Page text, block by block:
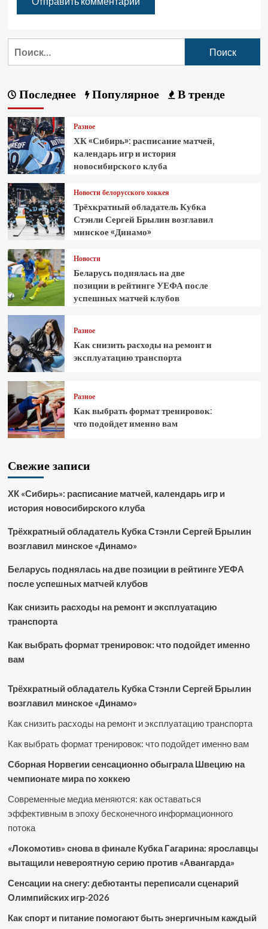
Последнее Популярное В тренде
Разное
ХК «Сибирь»: расписание матчей,
календарь игр и история
новосибирского клуба
Новости белорусского хоккея
Трёхкратный обладатель Кубка
Стэнли Сергей Брылин возглавил
минское «Динамо»
Новости
Беларусь поднялась на две
позиции в рейтинге УЕФА после
успешных матчей клубов
Разное
Как снизить расходы на ремонт и
эксплуатацию транспорта
Разное
Как выбрать формат тренировок:
что подойдет именно вам
Свежие записи
ХК «Сибирь»: расписание матчей, календарь игр и
история новосибирского клуба
Трёхкратный обладатель Кубка Стэнли Сергей Брылин
возглавил минское «Динамо»
Беларусь поднялась на две позиции в рейтинге УЕФА
после успешных матчей клубов
Как снизить расходы на ремонт и эксплуатацию
транспорта
Как выбрать формат тренировок: что подойдет именно
вам
Трёхкратный обладатель Кубка Стэнли Сергей Брылин
возглавил минское «Динамо»
Как снизить расходы на ремонт и эксплуатацию транспорта
Как выбрать формат тренировок: что подойдет именно вам
Сборная Норвегии сенсационно обыграла Швецию на
чемпионате мира по хоккею
Современные медиа меняются: как оставаться
эффективным в эпоху бесконечного информационного
потока
«Локомотив» снова в финале Кубка Гагарина: ярославцы
вытащили невероятную серию против «Авангарда»
Сенсации на снегу: дебютанты переписали сценарий
Олимпийских игр-2026
Как спорт и питание помогают быть энергичным каждый